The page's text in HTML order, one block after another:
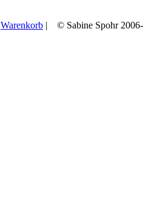
Warenkorb | © Sabine Spohr 2006-